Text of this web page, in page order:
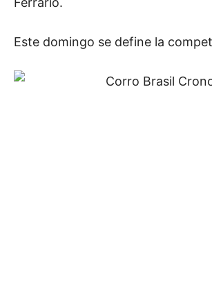
Este domingo se define la